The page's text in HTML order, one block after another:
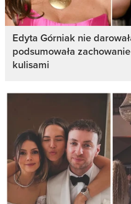
Edyta Górniak nie
podsumowała
kulisami